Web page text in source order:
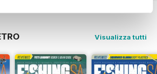
Visualizza tutti